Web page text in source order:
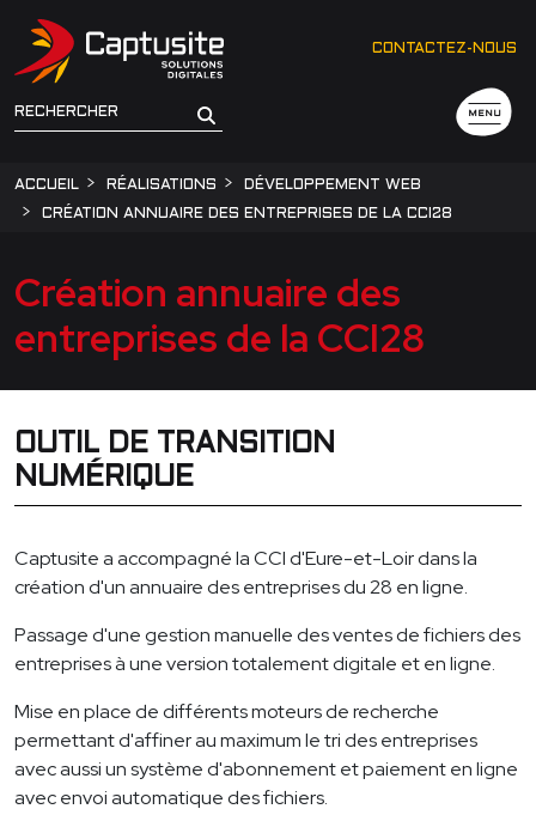
CONTACTEZ-NOUS
MENU
ACCUEIL RÉALISATIONS
DÉVELOPPEMENT WEB
CRÉATION ANNUAIRE DES ENTREPRISES DE LA CCI28
Création annuaire des
entreprises de la CCI28
OUTIL DE TRANSITION
NUMÉRIQUE
Captusite a accompagné la CCI d'Eure-et-Loir dans la
création d'un annuaire des entreprises du 28 en ligne.
Passage d'une gestion manuelle des ventes de fichiers des
entreprises à une version totalement digitale et en ligne.
Mise en place de différents moteurs de recherche
permettant d'affiner au maximum le tri des entreprises
avec aussi un système d'abonnement et paiement en ligne
avec envoi automatique des fichiers.